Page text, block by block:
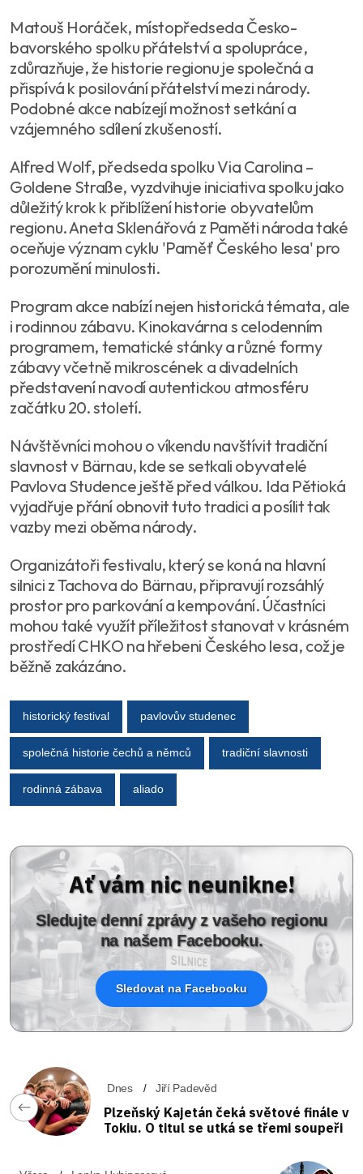
Matouš Horáček, místopředseda Česko-
bavorského spolku přátelství a spolupráce,
zdůrazňuje, že historie regionu je společná a
přispívá k posilování přátelství mezi národy.
Podobné akce nabízejí možnost setkání a
vzájemného sdílení zkušeností.
Alfred Wolf, předseda spolku Via Carolina –
Goldene Straße, vyzdvihuje iniciativa spolku jako
důležitý krok k přiblížení historie obyvatelům
regionu. Aneta Sklenářová z Paměti národa také
oceňuje význam cyklu 'Paměť Českého lesa' pro
porozumění minulosti.
Program akce nabízí nejen historická témata, ale
i rodinnou zábavu. Kinokavárna s celodenním
programem, tematické stánky a různé formy
zábavy včetně mikroscének a divadelních
představení navodí autentickou atmosféru
začátku 20. století.
Návštěvníci mohou o víkendu navštívit tradiční
slavnost v Bärnau, kde se setkali obyvatelé
Pavlova Studence ještě před válkou. Ida Pětioká
vyjadřuje přání obnovit tuto tradici a posílit tak
vazby mezi oběma národy.
Organizátoři festivalu, který se koná na hlavní
silnici z Tachova do Bärnau, připravují rozsáhlý
prostor pro parkování a kempování. Účastníci
mohou také využít příležitost stanovat v krásném
prostředí CHKO na hřebeni Českého lesa, což je
běžně zakázáno.
historický festival pavlovův studenec
společná historie čechů a němců tradiční slavnosti
rodinná zábava aliado
Ať vám nic neunikne!
Sledujte denní zprávy z vašeho regionu
na našem Facebooku.
Sledovat na Facebooku
Dnes Jiří Padevěd
Plzeňský Kajetán čeká světové finále v
Tokiu. O titul se utká se třemi soupeři